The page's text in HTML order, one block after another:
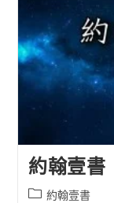
約翰壹
Post約翰壹書